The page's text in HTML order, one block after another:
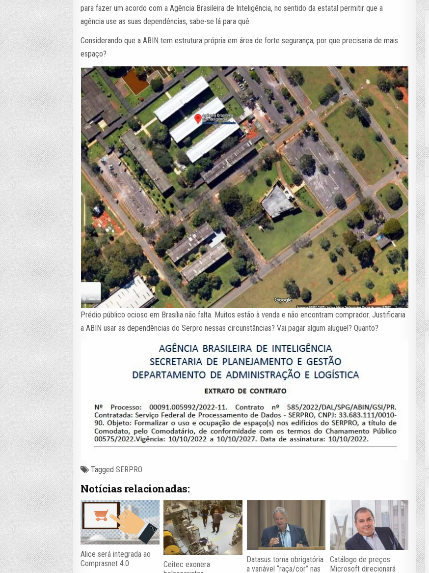
para fazer um acordo com a Agência Brasileira de Inteligência, no sentido da estatal permitir que a
agência use as suas dependências, sabe-se lá para quê.
Considerando que a ABIN tem estrutura própria em área de forte segurança, por que precisaria de mais
espaço?
Prédio público ocioso em Brasília não falta. Muitos estão à venda e não encontram comprador. Justificaria
a ABIN usar as dependências do Serpro nessas circunstâncias? Vai pagar algum aluguel? Quanto?
TaggedSERPRO
Notícias relacionadas:
Alice será integrada ao
Comprasnet 4.0
Ceitec exonera
Datasus torna obrigatória
a variável “raça/cor” nas
Catálogo de preços
Microsoft direcionará